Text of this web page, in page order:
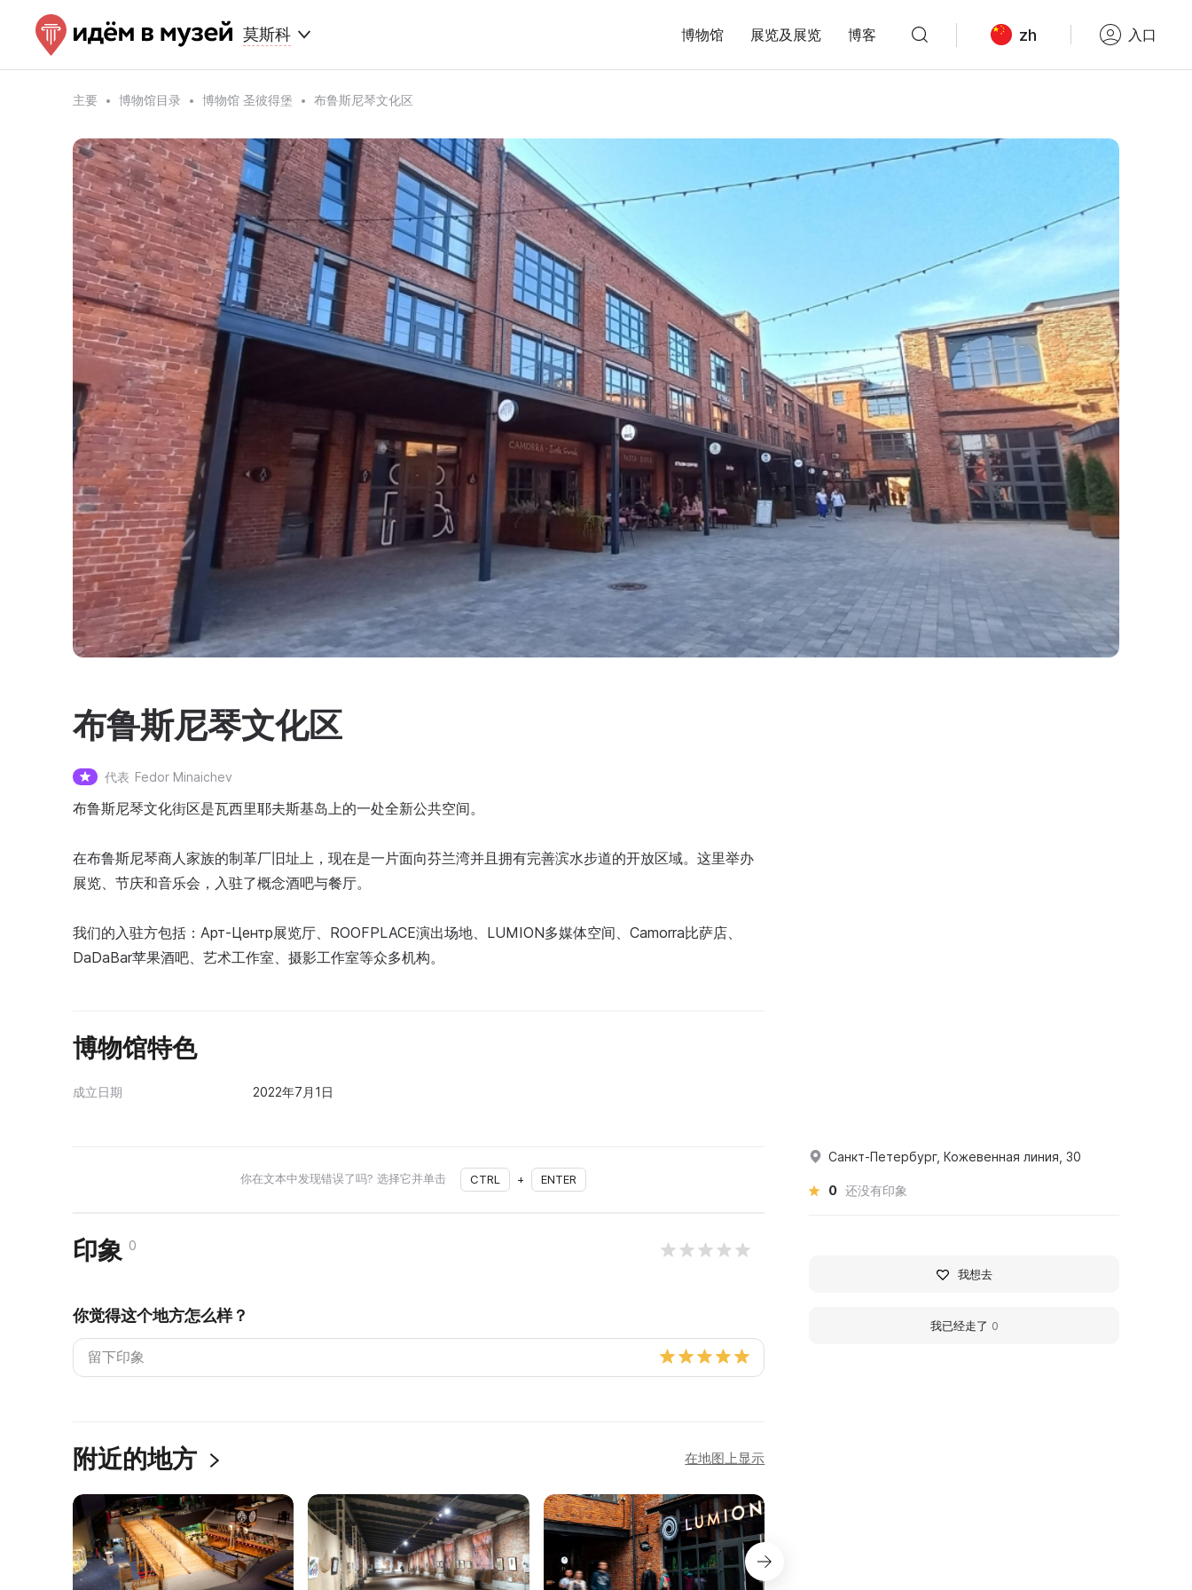
莫斯科 博物馆 展览及展览 博客 zh 入口
主要 博物馆目录 博物馆 圣彼得堡 布鲁斯尼琴文化区
布鲁斯尼琴文化区
代表 Fedor Minaichev
布鲁斯尼琴文化街区是瓦西里耶夫斯基岛上的一处全新公共空间。
在布鲁斯尼琴商人家族的制革厂旧址上，现在是一片面向芬兰湾并且拥有完善滨水步道的开放区域。这里举办
展览、节庆和音乐会，入驻了概念酒吧与餐厅。
我们的入驻方包括：Арт-Центр展览厅、ROOFPLACE演出场地、LUMION多媒体空间、Camorra比萨店、
DaDaBar苹果酒吧、艺术工作室、摄影工作室等众多机构。
博物馆特色
成立日期 2022年7月1日
你在文本中发现错误了吗? 选择它并单击 CTRL + ENTER
印象 0
你觉得这个地方怎么样？
附近的地方 在地图上显示
Санкт-Петербург, Кожевенная линия, 30
0 还没有印象
我想去
我已经走了 0